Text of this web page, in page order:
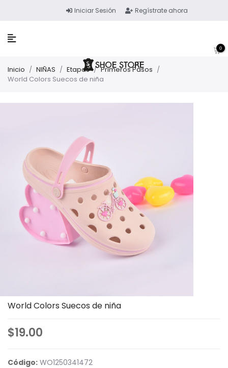
Iniciar Sesión Regístrate ahora
0
Inicio / NIÑAS / Etapas / Primeros Pasos /
World Colors Suecos de niña
World Colors Suecos de niña
$19.00
Código: WO1250341472